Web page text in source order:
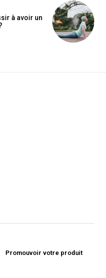
à avoir un
Promouvoir votre produit